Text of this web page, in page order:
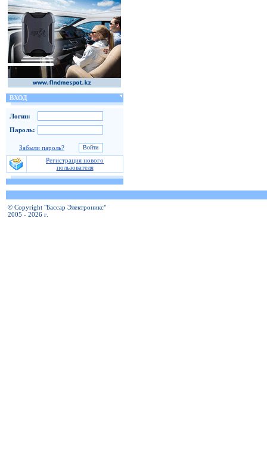
ВХОД
Логин:
Пароль:
Забыли пароль?
Регистрация нового
пользователя
© Copyright "Бассар Электроникс"
2005 - 2026 г.